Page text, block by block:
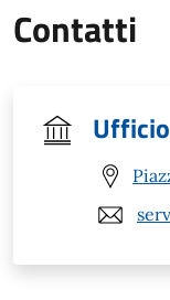
Contatti